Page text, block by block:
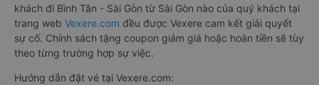
khách đi Bình Tân - Sài Gòn từ Sài Gòn nào của quý khách tại
trang web Vexere.com đều được Vexere cam kết giải quyết
sự cố. Chính sách tặng coupon giảm giá hoặc hoàn tiền sẽ tùy
theo từng trường hợp sự việc.
Hướng dẫn đặt vé tại Vexere.com: